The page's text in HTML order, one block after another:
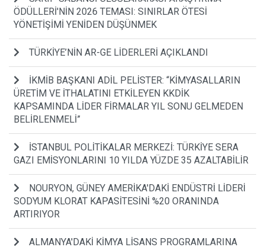
ÖDÜLLERİ'NİN 2026 TEMASI: SINIRLAR ÖTESİ
YÖNETİŞİMİ YENİDEN DÜŞÜNMEK
TÜRKİYE’NİN AR-GE LİDERLERİ AÇIKLANDI
İKMİB BAŞKANI ADİL PELİSTER: “KİMYASALLARIN
ÜRETİM VE İTHALATINI ETKİLEYEN KKDİK
KAPSAMINDA LİDER FİRMALAR YIL SONU GELMEDEN
BELİRLENMELİ”
İSTANBUL POLİTİKALAR MERKEZİ: TÜRKİYE SERA
GAZI EMİSYONLARINI 10 YILDA YÜZDE 35 AZALTABİLİR
NOURYON, GÜNEY AMERİKA'DAKİ ENDÜSTRİ LİDERİ
SODYUM KLORAT KAPASİTESİNİ %20 ORANINDA
ARTIRIYOR
ALMANYA'DAKİ KİMYA LİSANS PROGRAMLARINA